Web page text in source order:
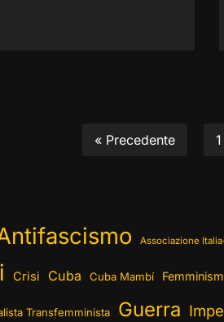
« Precedente 1
Associazione
Crisi Cuba Cuba Mambí
Transfemminista Guerra